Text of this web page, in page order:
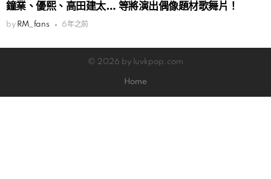
鐘業、優熙、高田建太… 等將演出偶像題材歌舞片！
by RM_fans 6年之前
© 2026 by luvkpop.com
Home